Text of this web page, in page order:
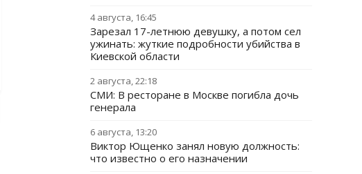
4 августа, 16:45
Зарезал 17-летнюю девушку, а потом сел
ужинать: жуткие подробности убийства в
Киевской области
2 августа, 22:18
СМИ: В ресторане в Москве погибла дочь
генерала
6 августа, 13:20
Виктор Ющенко занял новую должность:
что известно о его назначении